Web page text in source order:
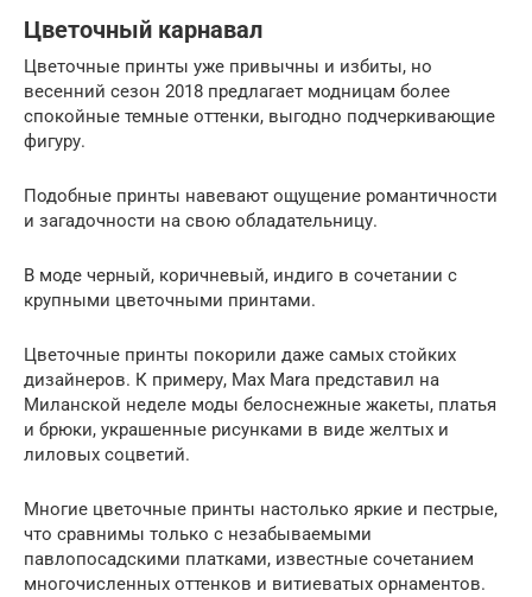
Цветочный карнавал
Цветочные принты уже привычны и избиты, но
весенний сезон 2018 предлагает модницам более
спокойные темные оттенки, выгодно подчеркивающие
фигуру.
Подобные принты навевают ощущение романтичности
и загадочности на свою обладательницу.
В моде черный, коричневый, индиго в сочетании с
крупными цветочными принтами.
Цветочные принты покорили даже самых стойких
дизайнеров. К примеру, Max Mara представил на
Миланской неделе моды белоснежные жакеты, платья
и брюки, украшенные рисунками в виде желтых и
лиловых соцветий.
Многие цветочные принты настолько яркие и пестрые,
что сравнимы только с незабываемыми
павлопосадскими платками, известные сочетанием
многочисленных оттенков и витиеватых орнаментов.